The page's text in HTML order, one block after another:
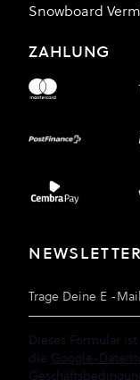
Snowboard
ZAHLUNG
NEWSLETTER
Dieses Formular
die Google-